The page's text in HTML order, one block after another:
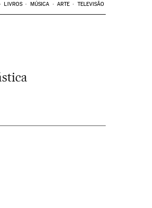
LIVROS MÚSICA ARTE TELEVISÃO